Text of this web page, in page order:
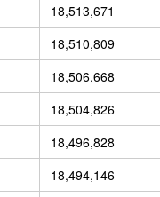
18,513,671
18,510,809
18,506,668
18,504,826
18,496,828
18,494,146